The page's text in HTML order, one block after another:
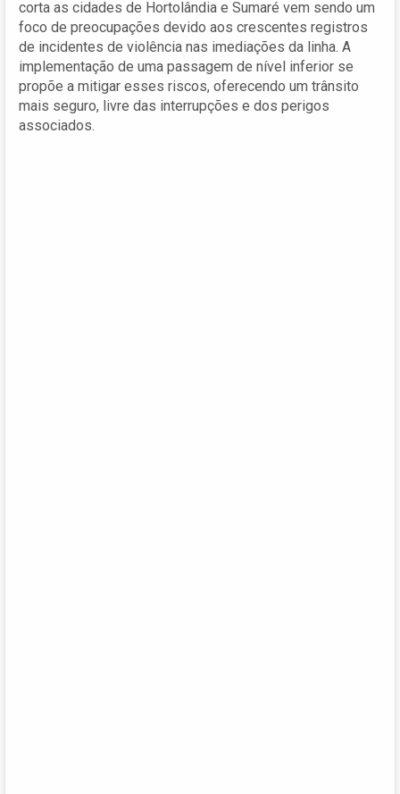
corta as cidades de Hortolândia e Sumaré vem sendo um
foco de preocupações devido aos crescentes registros
de incidentes de violência nas imediações da linha. A
implementação de uma passagem de nível inferior se
propõe a mitigar esses riscos, oferecendo um trânsito
mais seguro, livre das interrupções e dos perigos
associados.